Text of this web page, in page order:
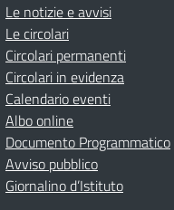
Le notizie e avvisi
Le circolari
Circolari permanenti
Circolari in evidenza
Calendario eventi
Albo online
Documento Programmatico
Avviso pubblico
Giornalino d’Istituto